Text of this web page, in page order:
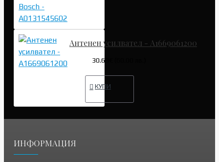
Антенен усилвател - A1669061200
30.68€ (60.00 лв.)
КУПИ
ИНФОРМАЦИЯ